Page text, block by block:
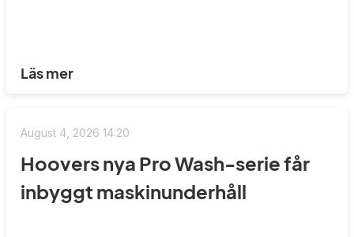
Läs mer
August 4, 2026 14:20
Hoovers nya Pro Wash-serie får
inbyggt maskinunderhåll